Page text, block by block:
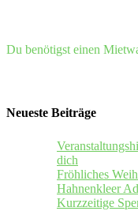
Du benötigst einen
Neueste Beiträge
dich
Fröhliches
Hahnenkleer
Kurzzeitige